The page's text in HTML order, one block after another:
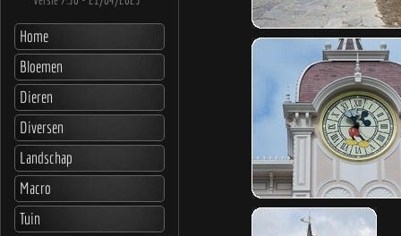
Home
Bloemen
Dieren
Diversen
Landschap
Macro
Tuin